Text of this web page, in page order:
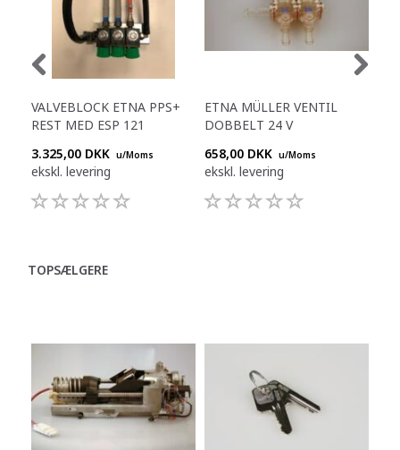
VALVEBLOCK ETNA PPS+
REST MED ESP 121
3.325,00 DKK u/Moms
ekskl. levering
ETNA MÜLLER VENTIL
DOBBELT 24 V
658,00 DKK u/Moms
ekskl. levering
TOPSÆLGERE